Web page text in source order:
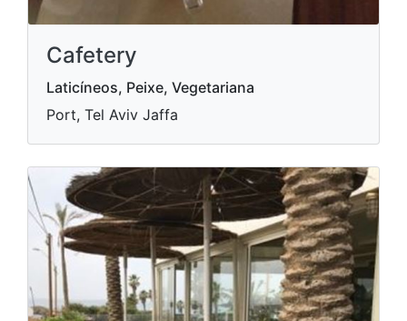
Cafetery
Laticíneos, Peixe, Vegetariana
Port, Tel Aviv Jaffa